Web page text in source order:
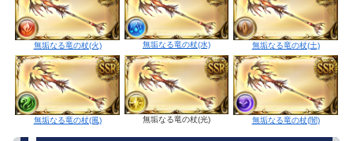
無垢なる竜の杖(火) 無垢なる竜の杖(水) 無垢なる竜の杖(土)
無垢なる竜の杖(風) 無垢なる竜の杖(光) 無垢なる竜の杖(闇)